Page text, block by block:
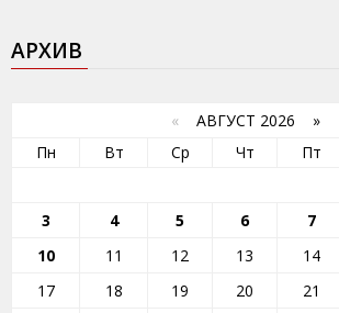
АРХИВ
« АВГУСТ 2026 »
Пн
Вт Ср Чт Пт
3
4 5 6 7
10
11 12 13 14
17
18 19 20 21